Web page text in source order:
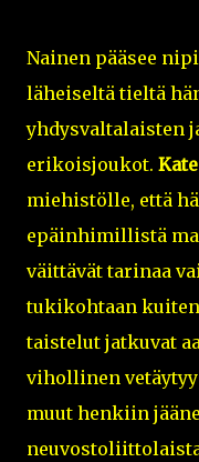
Nainen pääsee
läheiseltä tieltä
yhdysvaltalaisten
erikoisjoukot. Kate
miehistölle, että
epäinhimillistä
väittävät tarinaa
tukikohtaan
taistelut jatkuvat
vihollinen
muut henkiin